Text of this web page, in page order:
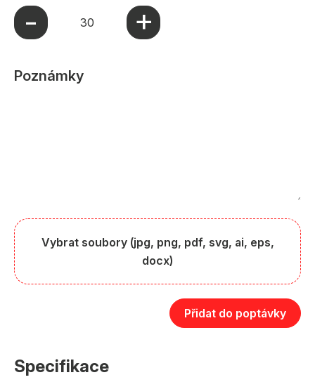
- +
Poznámky
Vybrat soubory (jpg, png, pdf, svg, ai, eps,
docx)
Přidat do poptávky
Specifikace